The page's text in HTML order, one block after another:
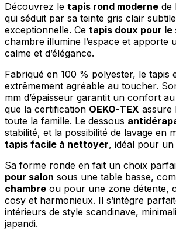
Découvrez le tapis rond moderne de
qui séduit par sa teinte gris clair
exceptionnelle. Ce tapis doux pour le
chambre illumine l’espace et apporte
calme et d’élégance.
Fabriqué en 100 % polyester, le tapis
extrêmement agréable au toucher.
mm d’épaisseur garantit un confort
que la certification OEKO-TEX assure
toute la famille. Le dessous
stabilité, et la possibilité de lavage en
tapis facile à nettoyer, idéal pour un
Sa forme ronde en fait un choix
pour salon sous une table basse,
chambre ou pour une zone détente,
cosy et harmonieux. Il s’intègre
intérieurs de style scandinave,
japandi.
Enregistrer